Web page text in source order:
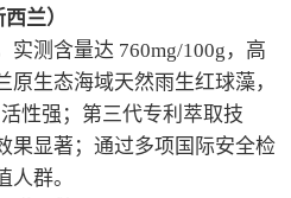
兰）
实测含量达 760mg/100g，高
生态海域天然雨生红球藻，
性强；第三代专利萃取技
果显著；通过多项国际安全检
群。